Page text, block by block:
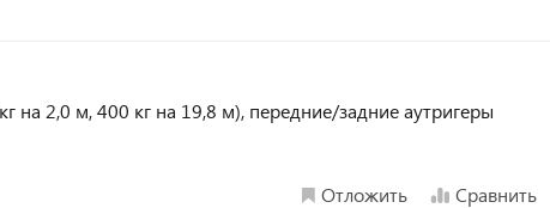
2,0 м, 400 кг на 19,8 м), передние/задние аутригеры
Отложить Сравнить